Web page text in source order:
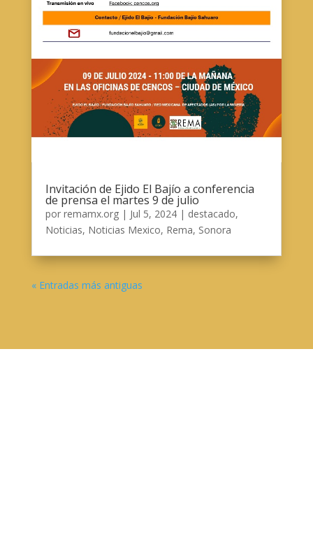
Invitación de Ejido El Bajío a conferencia
de prensa el martes 9 de julio
por remamx.org| Jul 5, 2024| destacado,
Noticias, Noticias Mexico, Rema, Sonora
« Entradas más antiguas